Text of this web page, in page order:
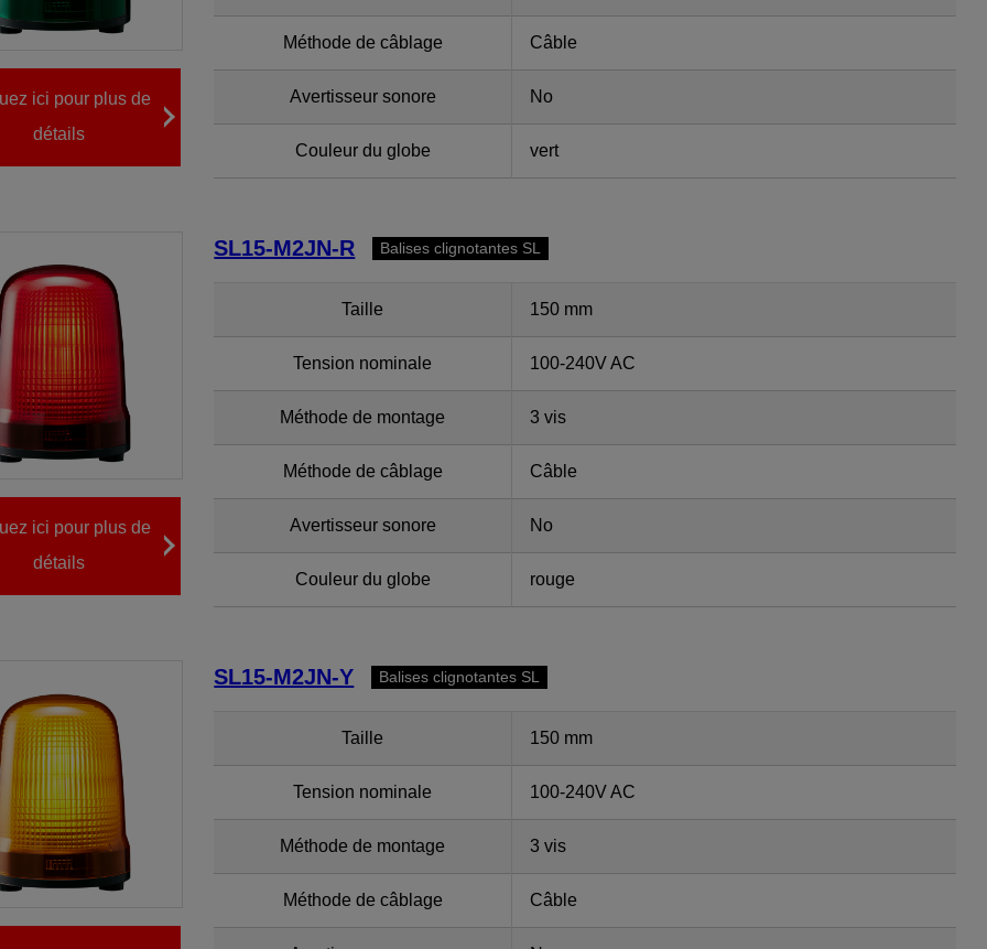
ici pour plus de
détails
Méthode de câblage Câble
Avertisseur sonore No
Couleur du globe vert
ici pour plus de
détails
SL15-M2JN-R Balises clignotantes SL
Taille 150 mm
Tension nominale 100-240V AC
Méthode de montage 3 vis
Méthode de câblage Câble
Avertisseur sonore No
Couleur du globe rouge
SL15-M2JN-Y Balises clignotantes SL
Taille 150 mm
Tension nominale 100-240V AC
Méthode de montage 3 vis
Méthode de câblage Câble